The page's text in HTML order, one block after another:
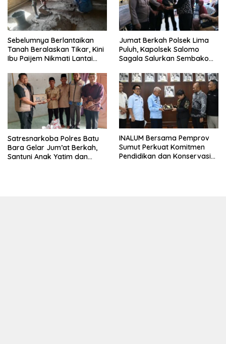
Sebelumnya Berlantaikan
Tanah Beralaskan Tikar, Kini
Ibu Paijem Nikmati Lantai
Satgas TMMD Ke-129 Kodim
0208/Asahan
Jumat Berkah Polsek Lima
Puluh, Kapolsek Salomo
Sagala Salurkan Sembako
Gambus
Satresnarkoba Polres Batu
Bara Gelar Jum’at Berkah,
Santuni Anak Yatim dan
INALUM Bersama Pemprov
Sumut Perkuat Komitmen
Pendidikan dan Konservasi